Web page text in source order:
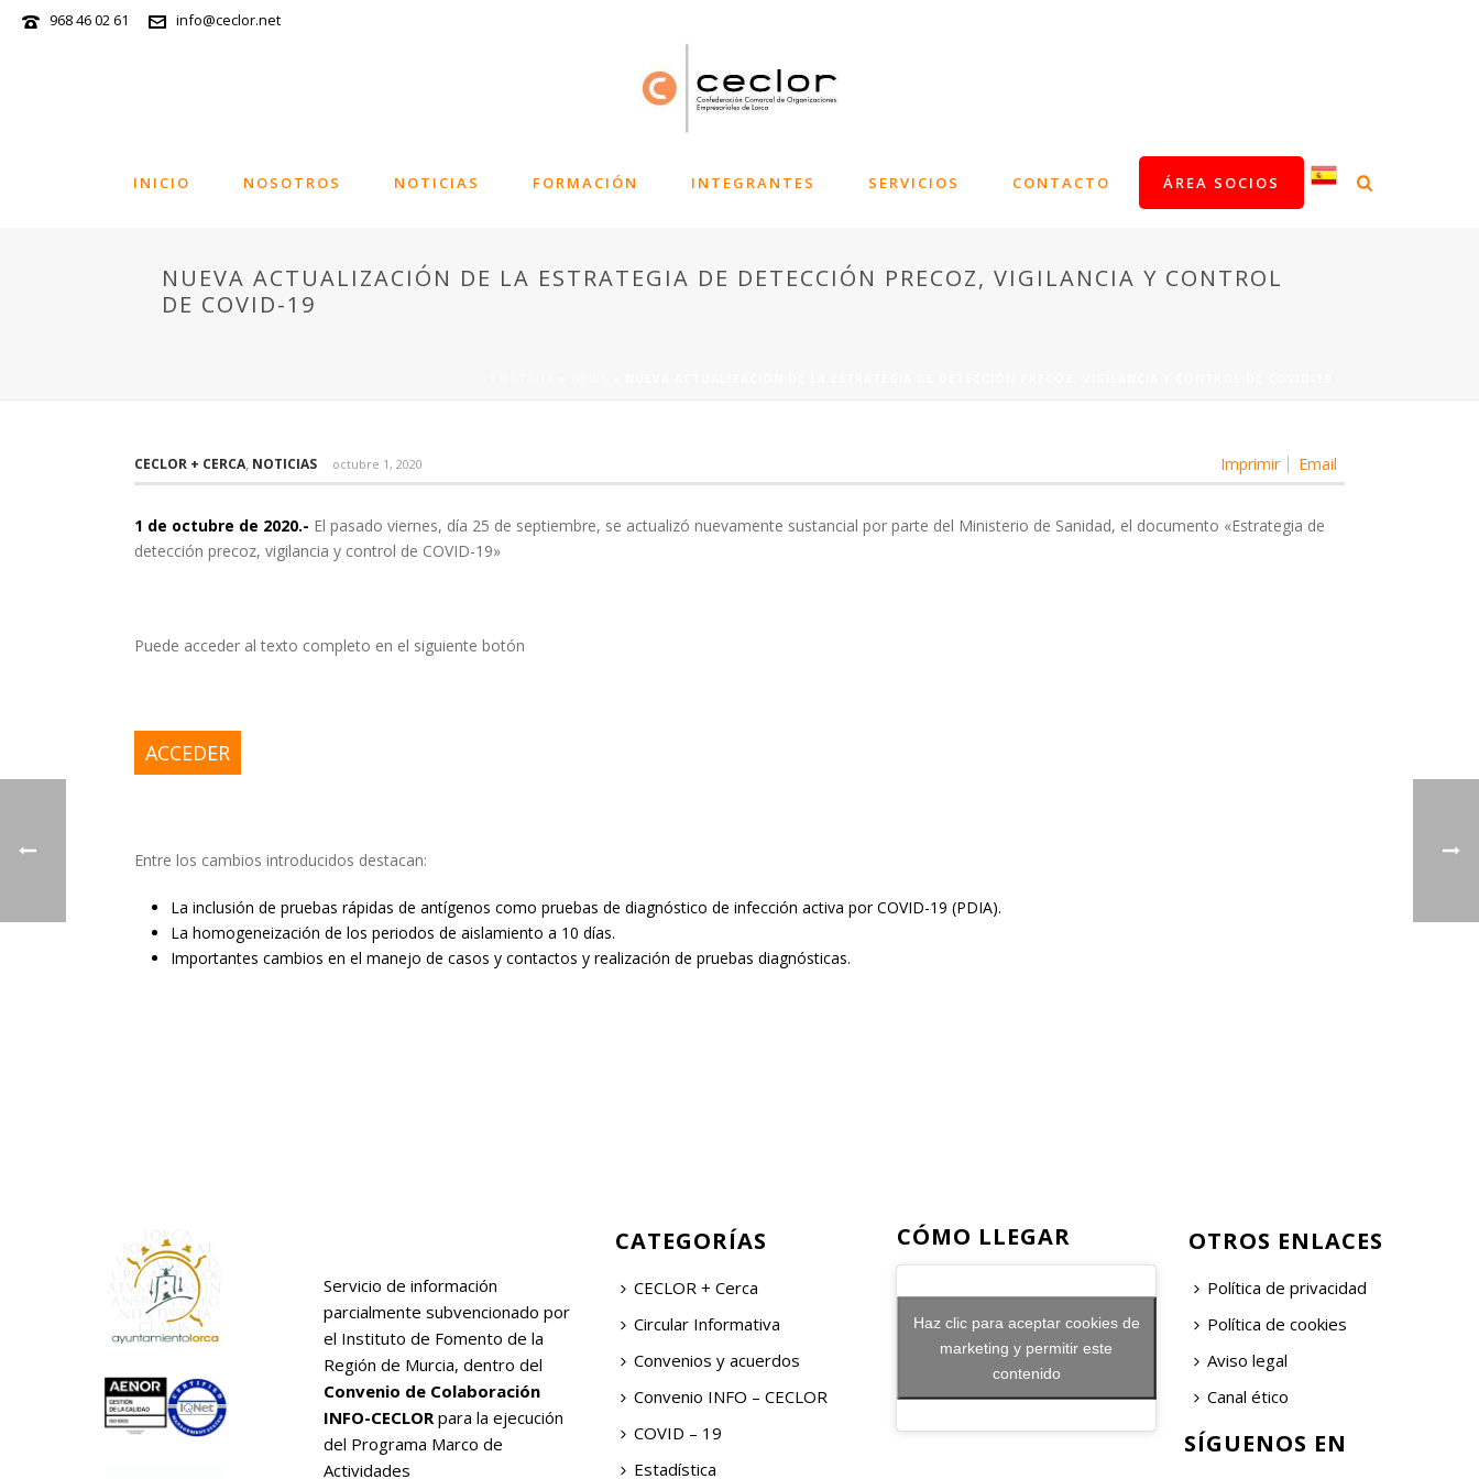
968 46 02 61 info@ceclor.net
INICIO NOSOTROS NOTICIAS FORMACIÓN INTEGRANTES SERVICIOS CONTACTO ÁREA SOCIOS
NUEVA ACTUALIZACIÓN DE LA ESTRATEGIA DE DETECCIÓN PRECOZ, VIGILANCIA Y CONTROL
DE COVID-19
Imprimir Email
CECLOR + CERCA, NOTICIAS octubre 1, 2020
1 de octubre de 2020.- El pasado viernes, día 25 de septiembre, se actualizó nuevamente sustancial por parte del Ministerio de Sanidad, el documento «Estrategia de
detección precoz, vigilancia y control de COVID-19»
Puede acceder al texto completo en el siguiente botón
ACCEDER
Entre los cambios introducidos destacan:
La inclusión de pruebas rápidas de antígenos como pruebas de diagnóstico de infección activa por COVID-19 (PDIA).
La homogeneización de los periodos de aislamiento a 10 días.
Importantes cambios en el manejo de casos y contactos y realización de pruebas diagnósticas.
Servicio de información
parcialmente subvencionado por
el Instituto de Fomento de la
Región de Murcia, dentro del
Convenio de Colaboración
INFO-CECLOR para la ejecución
del Programa Marco de
Actividades
CATEGORÍAS
CECLOR + Cerca
Circular Informativa
Convenios y acuerdos
Convenio INFO – CECLOR
COVID – 19
Estadística
CÓMO LLEGAR
Haz clic para aceptar cookies de
marketing y permitir este
contenido
OTROS ENLACES
Política de privacidad
Política de cookies
Aviso legal
Canal ético
SÍGUENOS EN